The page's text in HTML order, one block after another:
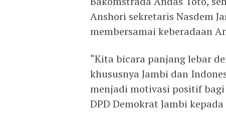
Anshori sekretaris Nasdem
membersamai keberadaan
“Kita bicara panjang lebar
khususnya Jambi dan
menjadi motivasi positif
DPD Demokrat Jambi